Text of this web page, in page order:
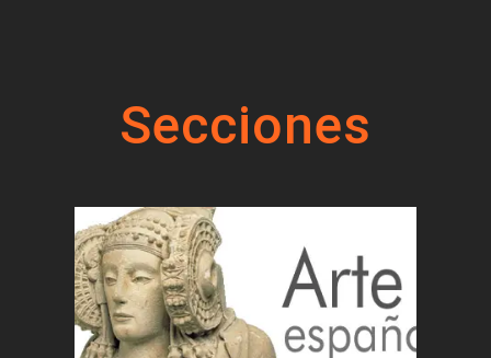
Secciones